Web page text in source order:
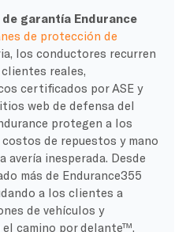
garantía Endurance
de protección de
los conductores recurren
reales,
certificados por ASE y
web de defensa del
protegen a los
de repuestos y mano
avería inesperada. Desde
más de Endurance355
a los clientes a
de vehículos y
camino por delante™.